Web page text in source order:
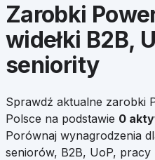
Zarobki
widełki B2B,
seniority
Sprawdź aktualne zarobki
Polsce na podstawie 0
Porównaj wynagrodzenia
seniorów, B2B, UoP, pracy